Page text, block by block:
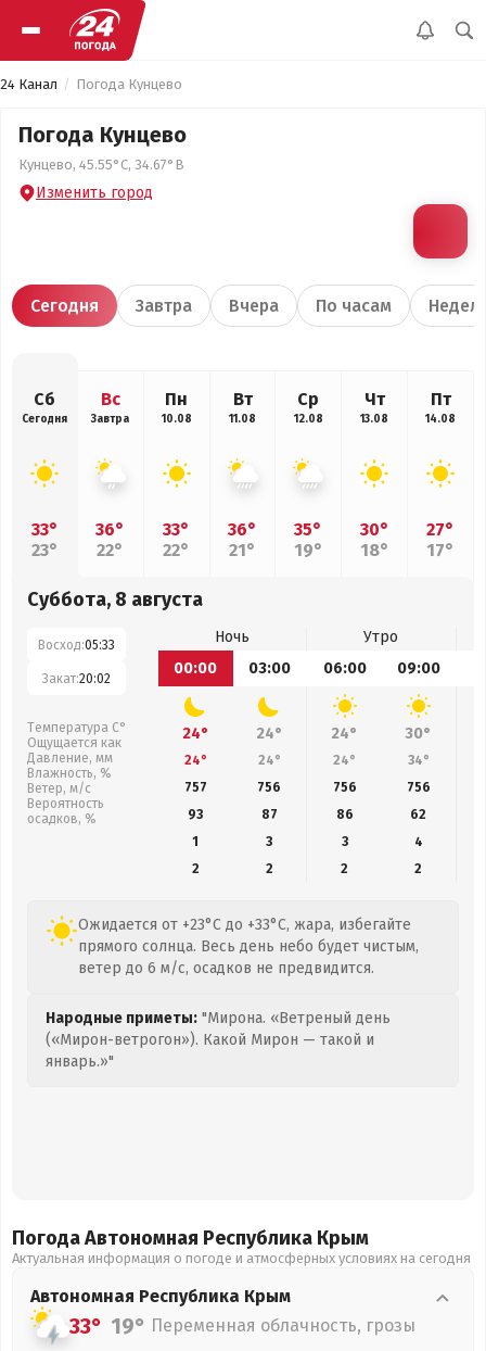
24 Канал Погода Кунцево
Погода Кунцево
Кунцево, 45.55°С, 34.67°В
Изменить город
Сегодня Завтра Вчера По часам
Сб
Сегодня
33°
23°
Вс
Завтра
36°
22°
Пн
10.08
33°
22°
Вт
11.08
36°
21°
Ср
12.08
35°
19°
Чт
13.08
30°
18°
Пт
14.08
27°
17°
Суббота, 8 августа
Восход:05:33
Закат:20:02
Температура С°
Ощущается как
Давление, мм
Влажность, %
Ветер, м/с
Вероятность
осадков, %
Ночь
Утро
00:00
03:00 06:00 09:00
24° 24° 24° 30°
24° 24° 24° 34°
757
756 756 756
93
87 86
62
1
3 3
4
2
2 2 2
Ожидается от +23°C до +33°C, жара, избегайте
прямого солнца. Весь день небо будет чистым,
ветер до 6 м/с, осадков не предвидится.
Народные приметы: "Мирона. «Ветреный день
(«Мирон-ветрогон»). Какой Мирон — такой и
январь.»"
Погода Автономная Республика Крым
Актуальная информация о погоде и атмосферных условиях на сегодня
Автономная Республика Крым
33° 19° Переменная облачность, грозы